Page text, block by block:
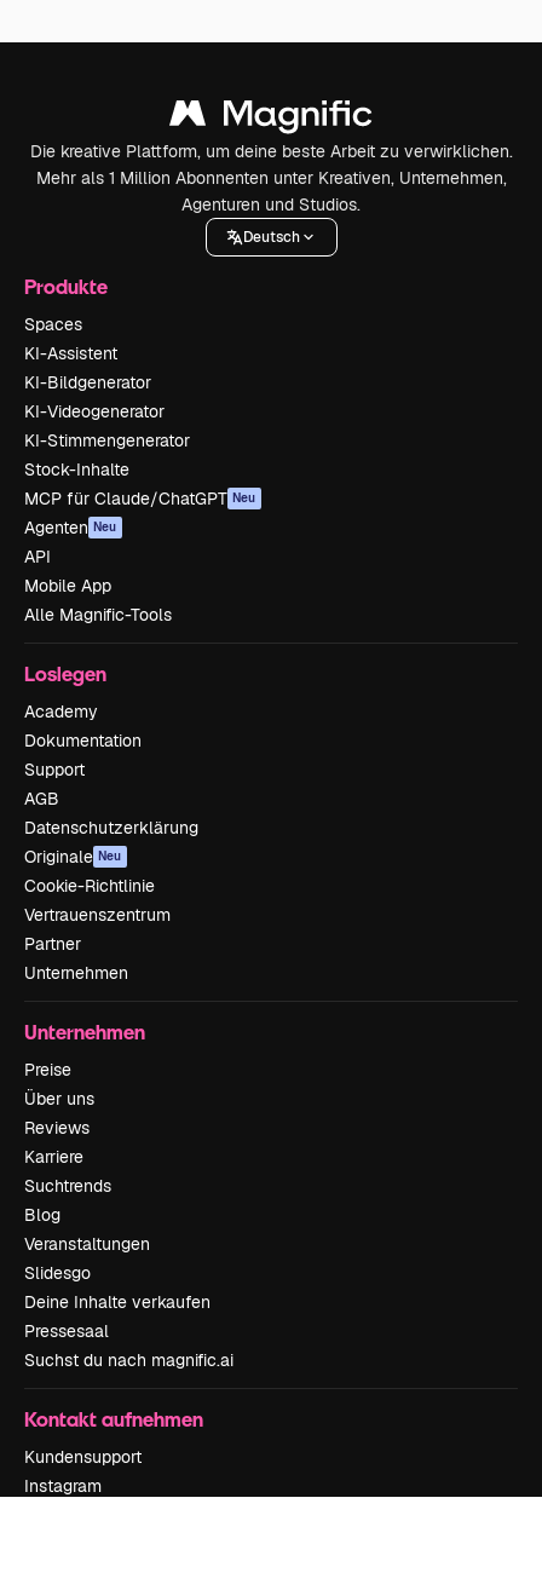
Die kreative Plattform, um deine beste Arbeit zu verwirklichen.
Mehr als 1 Million Abonnenten unter Kreativen, Unternehmen,
Agenturen und Studios.
Deutsch
Produkte
Spaces
KI-Assistent
KI-Bildgenerator
KI-Videogenerator
KI-Stimmengenerator
Stock-Inhalte
MCP für Claude/ChatGPT Neu
Agenten Neu
API
Mobile App
Alle Magnific-Tools
Loslegen
Academy
Dokumentation
Support
AGB
Datenschutzerklärung
Originale Neu
Cookie-Richtlinie
Vertrauenszentrum
Partner
Unternehmen
Unternehmen
Preise
Über uns
Reviews
Karriere
Suchtrends
Blog
Veranstaltungen
Slidesgo
Deine Inhalte verkaufen
Pressesaal
Suchst du nach magnific.ai
Kontakt aufnehmen
Kundensupport
Instagram